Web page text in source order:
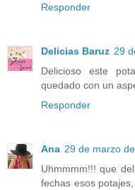
Responder
Delicias Baruz 29
Delicioso este
quedado con un
Responder
Ana 29 de marzo
Uhmmmm!!! que
fechas esos